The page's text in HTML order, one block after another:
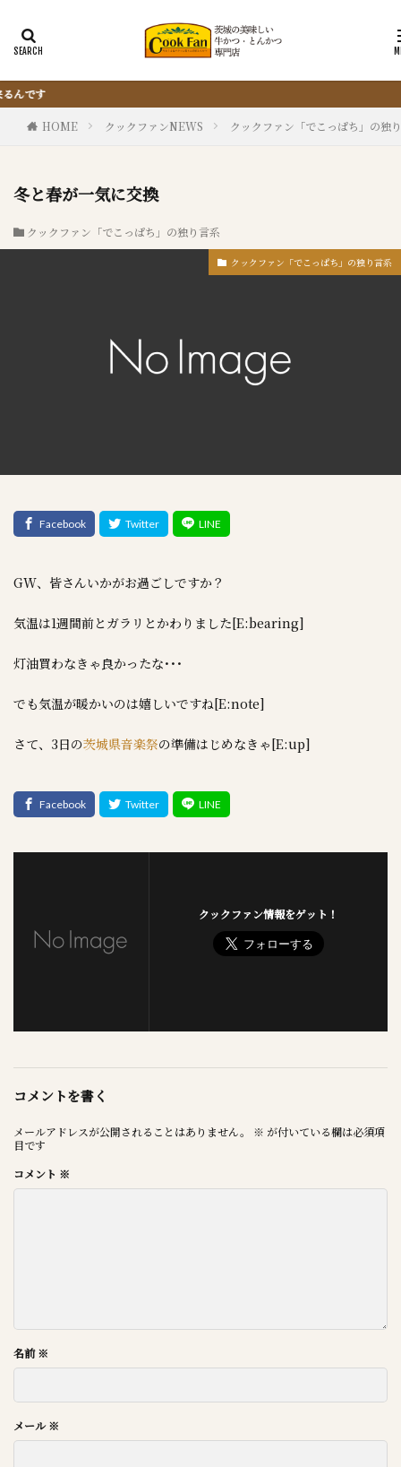
HOME クックファンNEWS クックファン「でこっぱち」の独
冬と春が一気に交換
クックファン「でこっぱち」の独り言系
クックファン「でこっぱち」の独り言系
GW、皆さんいかがお過ごしですか？
気温は1週間前とガラリとかわりました[E:bearing]
灯油買わなきゃ良かったな･･･
でも気温が暖かいのは嬉しいですね[E:note]
さて、3日の茨城県音楽祭の準備はじめなきゃ[E:up]
クックファン情報をゲット！
コメントを書く
メールアドレスが公開されることはありません。 ※ が付いている欄は必須項
目です
コメント ※
名前※
メール※